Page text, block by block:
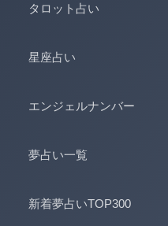
タロット占い
星座占い
エンジェルナンバー
夢占い一覧
新着夢占いTOP300